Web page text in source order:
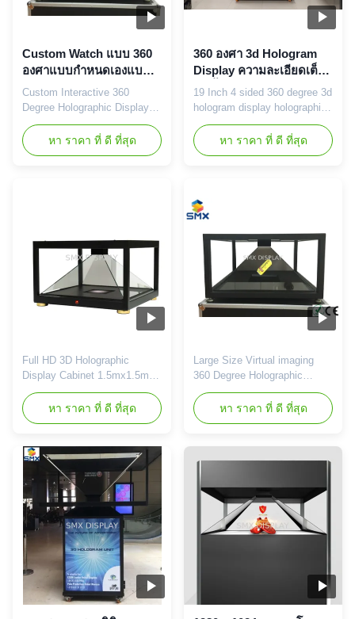
Custom Watch แบบ 360
องศาแบบกำหนดเองแบบ
โต้ตอบ 360 องศา
Custom Interactive 360
Degree Holographic Display
Jewelry Watch and Model The
Scandinavia 360XXL is a 4
sided pyramid holographic
designed for open floor
placement. The ...
หา ราคา ที่ ดี ที่สุด
360 องศา 3d Hologram
Display ความละเอียดเต็ม
19 นิ้ว 4 ด้าน
19 Inch 4 sided 360 degree 3d
hologram display holographic
display 3d pyramid full
resolution 4 Sided Hologram 4
sided 360 degree display
makes your product look like
never before. It combines the
projection techniques ...
หา ราคา ที่ ดี ที่สุด
Full HD 3D Holographic
Display Cabinet 1.5mx1.5m
for Product Promotion The
360 Holo Showcase is a 4
sided holographic display,
physical product with 3D
holographic content. The
chamber can be seen from all
4 sides. Due to its stunning
visual effect, it quickly
becomes the ...
หา ราคา ที่ ดี ที่สุด
Large Size Virtual imaging
360 Degree Holographic
Display , 3D Holo Advertising
360 XXL 3D holography
display is ideally suited for the
displays 3D animation files
which can be viewed from 360
degrees with stunning visual
3D effect with powerful sound.
หา ราคา ที่ ดี ที่สุด